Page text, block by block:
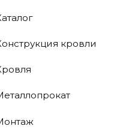
кровли